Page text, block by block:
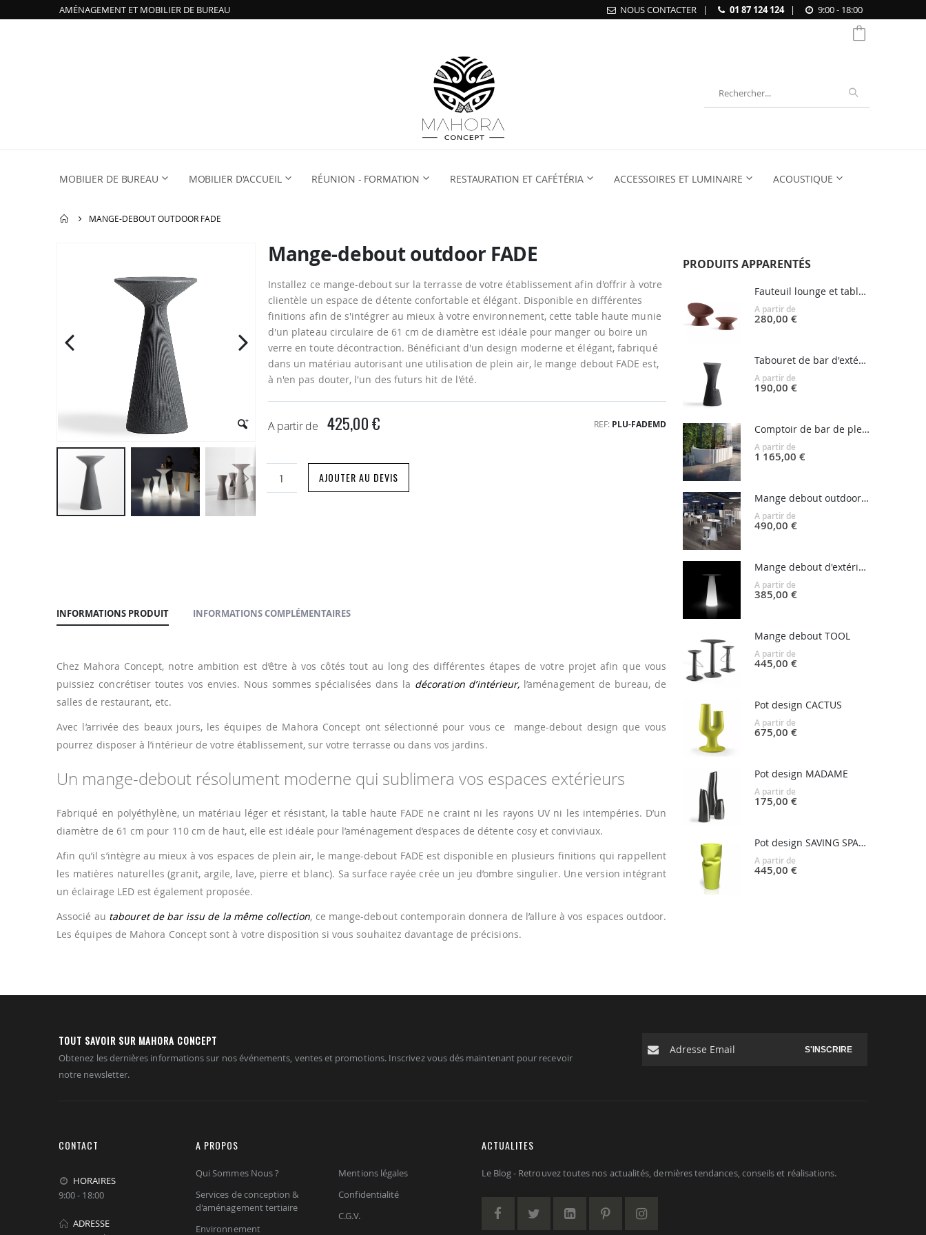
AMÉNAGEMENT ET MOBILIER DE BUREAU NOUS CONTACTER | 01 87 124 124 | 9:00 - 18:00
MOBILIER DE BUREAU MOBILIER D'ACCUEIL RÉUNION - FORMATION RESTAURATION ET CAFÉTÉRIA ACCESSOIRES ET LUMINAIRE ACOUSTIQUE
MANGE-DEBOUT OUTDOOR FADE
d’images
Mange-debout outdoor FADE
Installez ce mange-debout sur la terrasse de votre établissement afin d'offrir à votre
clientèle un espace de détente confortable et élégant. Disponible en différentes
finitions afin de s'intégrer au mieux à votre environnement, cette table haute munie
d'un plateau circulaire de 61 cm de diamètre est idéale pour manger ou boire un
verre en toute décontraction. Bénéficiant d'un design moderne et élégant, fabriqué
dans un matériau autorisant une utilisation de plein air, le mange debout FADE est,
à n'en pas douter, l'un des futurs hit de l'été.
A partir de 425,00 € REF PLU-FADEMD
AJOUTER AU DEVIS
INFORMATIONS PRODUIT
Chez Mahora Concept, notre ambition est d’être à vos côtés tout au long des différentes étapes de votre projet afin que vous
puissiez concrétiser toutes vos envies. Nous sommes spécialisées dans la décoration d’intérieur, l’aménagement de bureau, de
salles de restaurant, etc.
Avec l’arrivée des beaux jours, les équipes de Mahora Concept ont sélectionné pour vous ce mange-debout design que vous
pourrez disposer à l’intérieur de votre établissement, sur votre terrasse ou dans vos jardins.
Un mange-debout résolument moderne qui sublimera vos espaces extérieurs
Fabriqué en polyéthylène, un matériau léger et résistant, la table haute FADE ne craint ni les rayons UV ni les intempéries. D’un
diamètre de 61 cm pour 110 cm de haut, elle est idéale pour l’aménagement d’espaces de détente cosy et conviviaux.
Afin qu’il s’intègre au mieux à vos espaces de plein air, le mange-debout FADE est disponible en plusieurs finitions qui rappellent
les matières naturelles (granit, argile, lave, pierre et blanc). Sa surface rayée crée un jeu d’ombre singulier. Une version intégrant
un éclairage LED est également proposée.
Associé au tabouret de bar issu de la même collection, ce mange-debout contemporain donnera de l’allure à vos espaces outdoor.
Les équipes de Mahora Concept sont à votre disposition si vous souhaitez davantage de précisions.
INFORMATIONS COMPLÉMENTAIRES
PRODUITS APPARENTÉS
Fauteuil lounge et table basse FADE
A partir de
280,00 €
Tabouret de bar d'extérieur FADE
A partir de
190,00 €
Comptoir de bar de plein air FROZEN
A partir de
1 165,00 €
Mange debout outdoor FROZEN
A partir de
490,00 €
Mange debout d'extérieur FURA
A partir de
385,00 €
Mange debout TOOL
A partir de
445,00 €
Pot design CACTUS
A partir de
675,00 €
Pot design MADAME
A partir de
175,00 €
Pot design SAVING SPACE
A partir de
445,00 €
TOUT SAVOIR SUR MAHORA CONCEPT
Obtenez les dernières informations sur nos événements, ventes et promotions. Inscrivez vous dés maintenant pour recevoir
notre newsletter.
S'INSCRIRE
CONTACT
HORAIRES
9:00 - 18:00
ADRESSE
A PROPOS
Qui Sommes Nous ?
Services de conception &
d'aménagement tertiaire
Environnement
Mentions légales
Confidentialité
C.G.V.
ACTUALITES
Le Blog - Retrouvez toutes nos actualités, dernières tendances, conseils et réalisations.